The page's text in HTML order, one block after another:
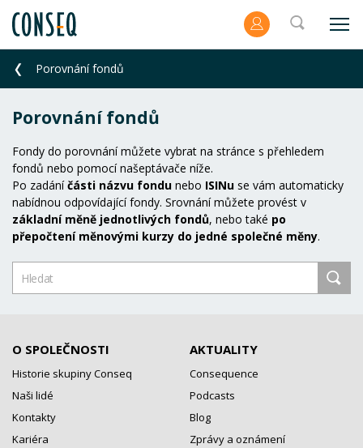
Porovnání fondů
Porovnání fondů
Fondy do porovnání můžete vybrat na stránce s přehledem
fondů nebo pomocí našeptávače níže.
Po zadáníčásti názvu fondu nebo ISINu se vám automaticky
nabídnou odpovídající fondy. Srovnání můžete provést v
základní měně jednotlivých fondů, nebo také po
přepočtení měnovými kurzy do jedné společné měny.
O SPOLEČNOSTI
Historie skupiny Conseq
Naši lidé
Kontakty
Kariéra
AKTUALITY
Consequence
Podcasts
Blog
Zprávy a oznámení